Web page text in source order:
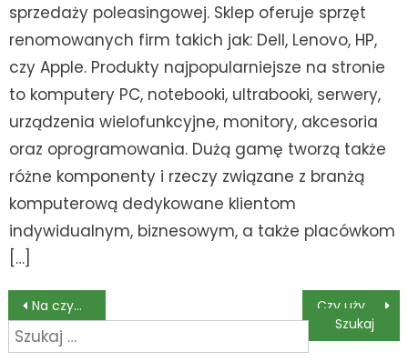
sprzedaży poleasingowej. Sklep oferuje sprzęt
renomowanych firm takich jak: Dell, Lenovo, HP,
czy Apple. Produkty najpopularniejsze na stronie
to komputery PC, notebooki, ultrabooki, serwery,
urządzenia wielofunkcyjne, monitory, akcesoria
oraz oprogramowania. Dużą gamę tworzą także
różne komponenty i rzeczy związane z branżą
komputerową dedykowane klientom
indywidualnym, biznesowym, a także placówkom
[…]
Nawigacja
wpisu
Na czym polega upadłość konsumencka jednoosobowej firmy? Czy używanego Forda opłaca się kupić w salonie?
Szukaj: